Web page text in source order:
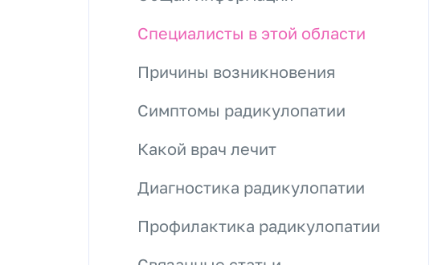
Специалисты в этой области
Причины возникновения
Симптомы радикулопатии
Какой врач лечит
Диагностика радикулопатии
Профилактика радикулопатии